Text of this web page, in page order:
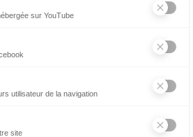
sur YouTube
utilisateur de la navigation
site